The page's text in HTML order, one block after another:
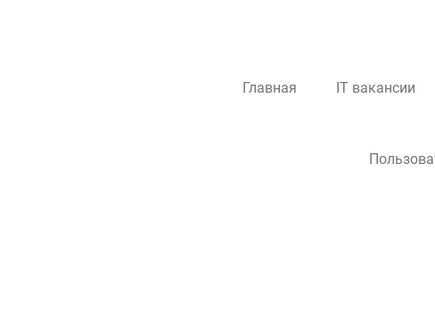
Главная IT вакансии